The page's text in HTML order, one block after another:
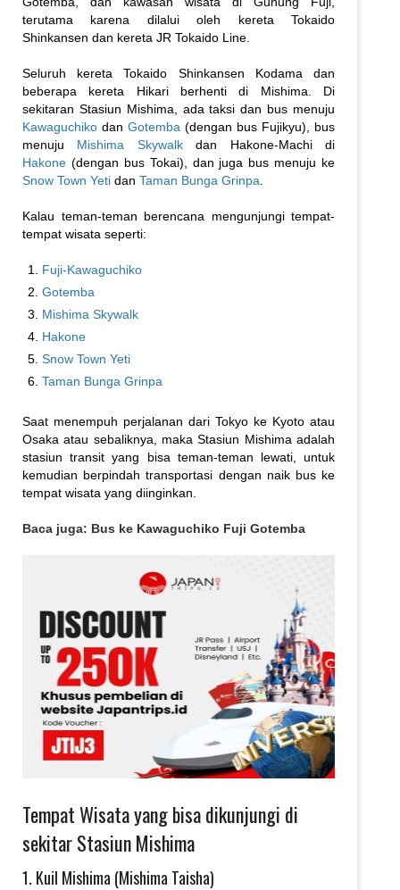
terutama karena dilalui oleh kereta Tokaido
Shinkansen dan kereta JR Tokaido Line.
Seluruh kereta Tokaido Shinkansen Kodama dan
beberapa kereta Hikari berhenti di Mishima. Di
sekitaran Stasiun Mishima, ada taksi dan bus menuju
Kawaguchiko dan Gotemba (dengan bus Fujikyu), bus
menuju Mishima Skywalkdan Hakone-Machi di
Hakone (dengan bus Tokai), dan juga bus menuju ke
Snow Town Yeti dan Taman Bunga Grinpa
Kalau teman-teman berencana mengunjungi tempat-
tempat wisata seperti:
Fuji-Kawaguchiko
Gotemba
Mishima Skywalk
Hakone
Snow Town Yeti
Taman Bunga Grinpa
Saat menempuh perjalanan dari Tokyo ke Kyoto atau
Osaka atau sebaliknya, maka Stasiun Mishima adalah
stasiun transit yang bisa teman-teman lewati, untuk
kemudian berpindah transportasi dengan naik bus ke
tempat wisata yang diinginkan.
Baca juga: Bus ke Kawaguchiko Fuji Gotemba
Tempat Wisata yang bisa dikunjungi di
sekitar Stasiun Mishima
1. Kuil Mishima (Mishima Taisha)